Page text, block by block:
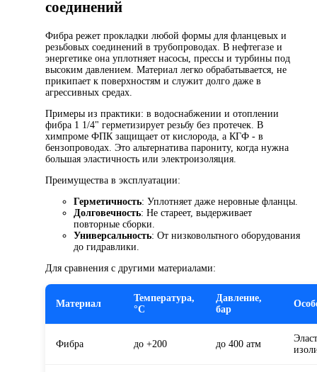
соединений
Фибра режет прокладки любой формы для фланцевых и
резьбовых соединений в трубопроводах. В нефтегазе и
энергетике она уплотняет насосы, прессы и турбины под
высоким давлением. Материал легко обрабатывается, не
прикипает к поверхностям и служит долго даже в
агрессивных средах.
Примеры из практики: в водоснабжении и отоплении
фибра 1 1/4" герметизирует резьбу без протечек. В
химпроме ФПК защищает от кислорода, а КГФ - в
бензопроводах. Это альтернатива парониту, когда нужна
большая эластичность или электроизоляция.
Преимущества в эксплуатации:
Герметичность: Уплотняет даже неровные фланцы.
Долговечность: Не стареет, выдерживает
повторные сборки.
Универсальность: От низковольтного оборудования
до гидравлики.
Для сравнения с другими материалами:
Материал
Температура,
°С
Давление,
бар
Фибра до +200 до 400 атм